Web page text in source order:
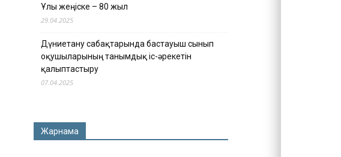
Ұлы жеңіске – 80 жыл
29.04.2025
Дүниетану сабақтарында бастауыш сынып
оқушыларының танымдық іс-әрекетін
қалыптастыру
07.04.2025
Жарнама